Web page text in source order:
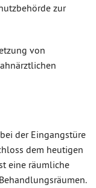
zur
von
der Eingangstüre
dem heutigen
eine räumliche